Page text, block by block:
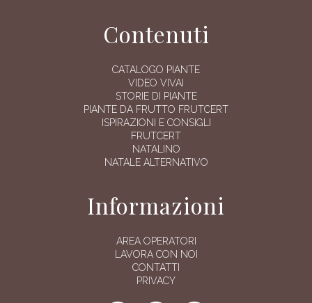
Contenuti
CATALOGO PIANTE
VIDEO VIVAI
STORIE DI PIANTE
PIANTE DA FRUTTO FRUTCERT
ISPIRAZIONI E CONSIGLI
FRUTCERT
NATALINO
NATALE ALTERNATIVO
Informazioni
AREA OPERATORI
LAVORA CON NOI
CONTATTI
PRIVACY